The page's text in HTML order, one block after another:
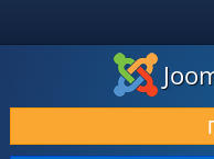
ПРЕУЗИМАЊЕ И
ОТКРИЈТЕ И НАУЧИТЕ